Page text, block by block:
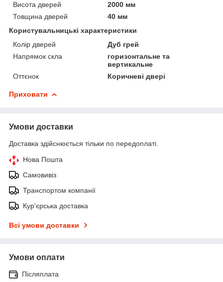
Висота дверей
2000 мм
Товщина дверей
40 мм
Користувальницькі характеристики
Колір дверей
Дуб грей
Напрямок скла
горизонтальне та
вертикальне
Оттєнок
Коричневі двері
Приховати
Умови доставки
Доставка здійснюється тільки по передоплаті.
Нова Пошта
Самовивіз
Транспортом компанії
Кур'єрська доставка
Всі умови доставки
Умови оплати
Післяплата